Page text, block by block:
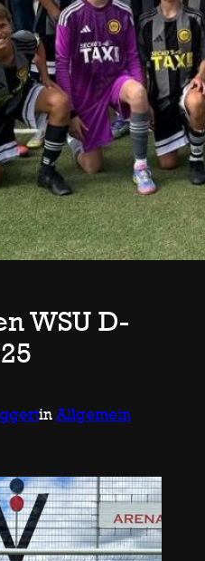
WSU D-
inAllgemein